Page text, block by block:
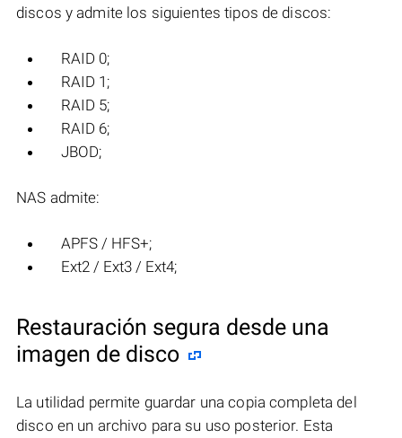
discos y admite los siguientes tipos de discos:
RAID 0;
RAID 1;
RAID 5;
RAID 6;
JBOD;
NAS admite:
APFS / HFS+;
Ext2 / Ext3 / Ext4;
Restauración segura desde una
imagen de disco
La utilidad permite guardar una copia completa del
disco en un archivo para su uso posterior. Esta